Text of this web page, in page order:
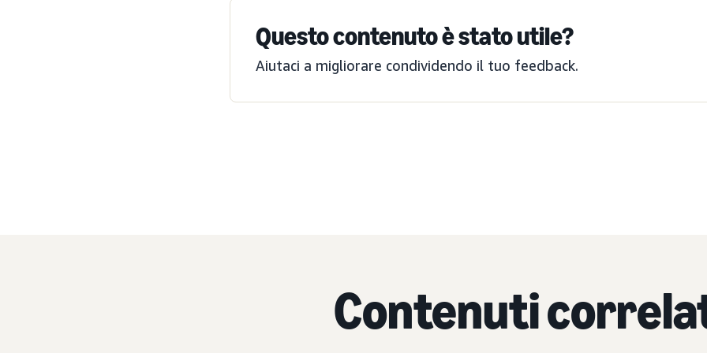
Questo contenuto è stato utile?
Aiutaci a migliorare condividendo il tuo feedback.
Contenuti